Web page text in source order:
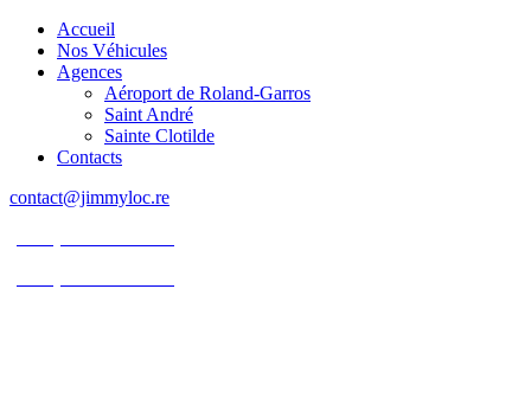
Accueil
Nos Véhicules
Agences
Aéroport de Roland-Garros
Saint André
Sainte Clotilde
Contacts
contact@jimmyloc.re